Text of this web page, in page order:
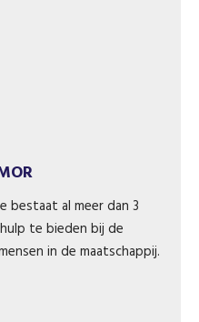
bestaat al meer dan 3
te bieden bij de
in de maatschappij.